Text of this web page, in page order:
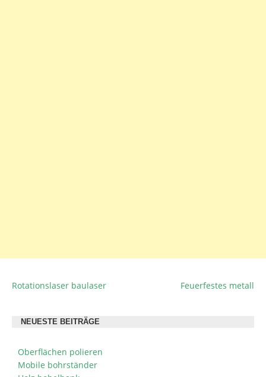
BEITRAGSNAVIGATION
Rotationslaser baulaser Feuerfestes metall
NEUESTE BEITRÄGE
Oberflächen polieren
Mobile bohrständer